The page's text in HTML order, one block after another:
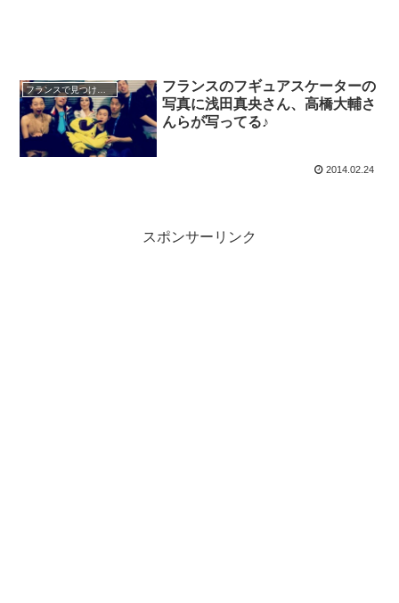
フランスで見つけた日本
フランスのフギュアスケーターの
写真に浅田真央さん、高橋大輔さ
んらが写ってる♪
2014.02.24
スポンサーリンク